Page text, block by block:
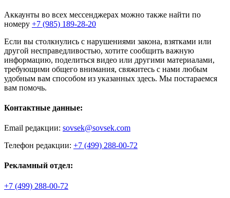
Аккаунты во всех мессенджерах можно также найти по
номеру +7 (985) 189-28-20
Если вы столкнулись с нарушениями закона, взятками или
другой несправедливостью, хотите сообщить важную
информацию, поделиться видео или другими материалами,
требующими общего внимания, свяжитесь с нами любым
удобным вам способом из указанных здесь. Мы постараемся
вам помочь.
Контактные данные:
Email редакции: sovsek@sovsek.com
Телефон редакции: +7 (499) 288-00-72
Рекламный отдел:
+7 (499) 288-00-72